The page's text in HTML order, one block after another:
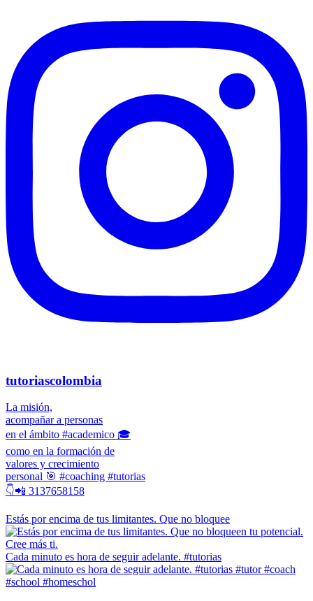
tutoriascolombia
La misión,
acompañar a personas
en el ámbito #academico 🎓
como en la formación de
valores y crecimiento
personal 🎯 #coaching #tutorias
👇📲 3137658158
Estás por encima de tus limitantes. Que no bloquee
Cada minuto es hora de seguir adelante. #tutorias